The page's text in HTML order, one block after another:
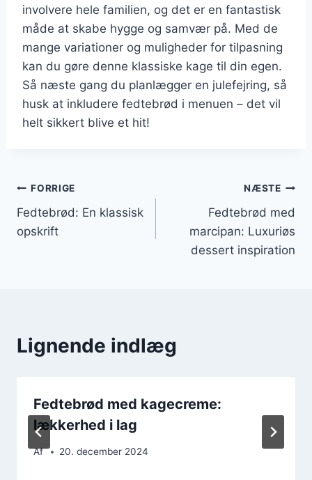
involvere hele familien, og det er en fantastisk
måde at skabe hygge og samvær på. Med de
mange variationer og muligheder for tilpasning
kan du gøre denne klassiske kage til din egen.
Så næste gang du planlægger en julefejring, så
husk at inkludere fedtebrød i menuen – det vil
helt sikkert blive et hit!
Indlægsnavigation
FORRIGE
Fedtebrød: En klassisk
opskrift
NÆSTE
Fedtebrød med
marcipan: Luxuriøs
dessert inspiration
Lignende indlæg
Fedtebrød med kagecreme:
lækkerhed i lag
Af 20. december 2024